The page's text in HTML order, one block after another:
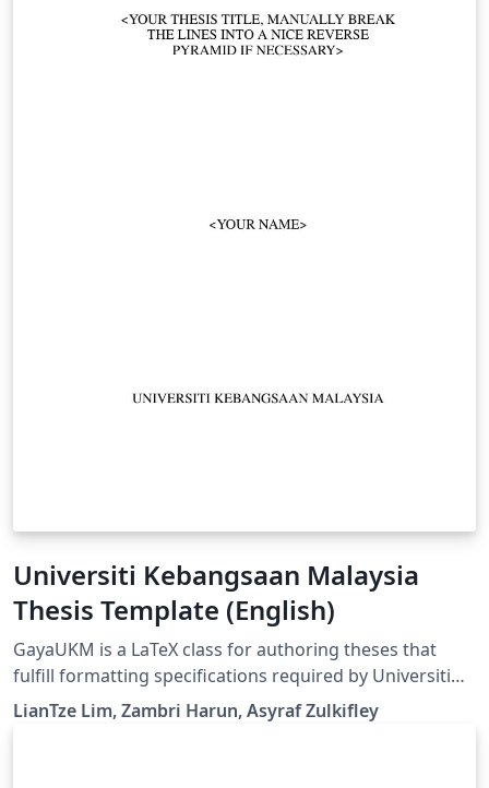
Universiti Kebangsaan Malaysia
Thesis Template (English)
GayaUKM is a LaTeX class for authoring theses that
fulfill formatting specifications required by Universiti
Kebangsaan Malaysia (UKM), Malaysia. It was
commissioned and endorsed by UKM's Centre for
LianTze Lim, Zambri Harun, Asyraf Zulkifley